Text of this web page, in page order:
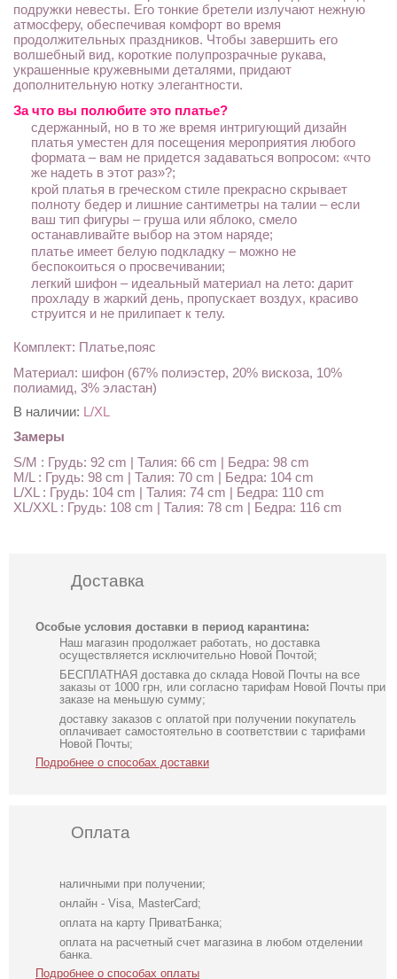
подружки невесты. Его тонкие бретели излучают нежную
атмосферу, обеспечивая комфорт во время
продолжительных праздников. Чтобы завершить его
волшебный вид, короткие полупрозрачные рукава,
украшенные кружевными деталями, придают
дополнительную нотку элегантности.
За что вы полюбите это платье?
сдержанный, но в то же время интригующий дизайн
платья уместен для посещения мероприятия любого
формата – вам не придется задаваться вопросом: «что
же надеть в этот раз»?;
крой платья в греческом стиле прекрасно скрывает
полноту бедер и лишние сантиметры на талии – если
ваш тип фигуры – груша или яблоко, смело
останавливайте выбор на этом наряде;
платье имеет белую подкладку – можно не
беспокоиться о просвечивании;
легкий шифон – идеальный материал на лето: дарит
прохладу в жаркий день, пропускает воздух, красиво
струится и не прилипает к телу.
Комплект: Платье,пояс
Материал: шифон (67% полиэстер, 20% вискоза, 10%
полиамид, 3% эластан)
В наличии: L/XL
Замеры
S/M : Грудь: 92 cm | Талия: 66 cm | Бедра: 98 cm
M/L : Грудь: 98 cm | Талия: 70 cm | Бедра: 104 cm
L/XL : Грудь: 104 cm | Талия: 74 cm | Бедра: 110 cm
XL/XXL : Грудь: 108 cm | Талия: 78 cm | Бедра: 116 cm
Доставка
Особые условия доставки в период карантина:
Наш магазин продолжает работать, но доставка
осуществляется исключительно Новой Почтой;
БЕСПЛАТНАЯ доставка до склада Новой Почты на все
заказы от 1000 грн, или согласно тарифам Новой Почты при
заказе на меньшую сумму;
доставку заказов с оплатой при получении покупатель
оплачивает самостоятельно в соответствии с тарифами
Новой Почты;
Подробнее о способах доставки
Оплата
наличными при получении;
онлайн - Visa, MasterCard;
оплата на карту ПриватБанка;
оплата на расчетный счет магазина в любом отделении
банка.
Подробнее о способах оплаты